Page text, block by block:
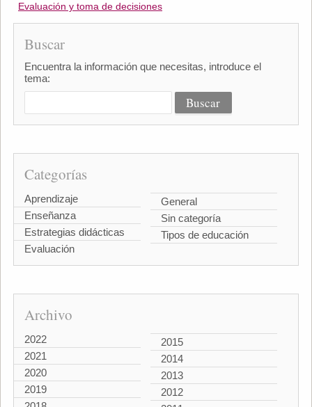
Evaluación y toma de decisiones
Buscar
Encuentra la información que necesitas, introduce el
tema:
Categorías
Aprendizaje
Enseñanza
Estrategias didácticas
Evaluación
General
Sin categoría
Tipos de educación
Archivo
2022
2021
2020
2019
2015
2014
2013
2012